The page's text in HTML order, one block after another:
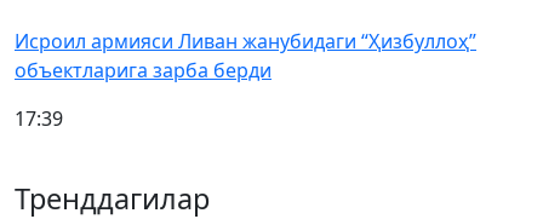
Исроил армияси Ливан жанубидаги “Ҳизбуллоҳ”
объектларига зарба берди
17:39
Тренддагилар